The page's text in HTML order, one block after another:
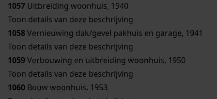
1057 Uitbreiding woonhuis, 1940
Toon details van deze beschrijving
1058Vernieuwing dak/gevel pakhuis en garage, 1941
Toon details van deze beschrijving
1059Verbouwing en uitbreiding woonhuis, 1950
Toon details van deze beschrijving
1060 Bouw woonhuis, 1953